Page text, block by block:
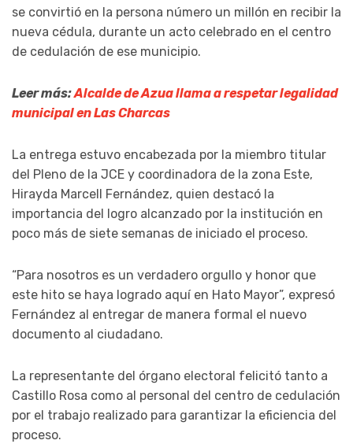
se convirtió en la persona número un millón en recibir la
nueva cédula, durante un acto celebrado en el centro
de cedulación de ese municipio.
Leer más:Alcalde de Azua llama a respetar legalidad
municipal en Las Charcas
La entrega estuvo encabezada por la miembro titular
del Pleno de la JCE y coordinadora de la zona Este,
Hirayda Marcell Fernández, quien destacó la
importancia del logro alcanzado por la institución en
poco más de siete semanas de iniciado el proceso.
“Para nosotros es un verdadero orgullo y honor que
este hito se haya logrado aquí en Hato Mayor”, expresó
Fernández al entregar de manera formal el nuevo
documento al ciudadano.
La representante del órgano electoral felicitó tanto a
Castillo Rosa como al personal del centro de cedulación
por el trabajo realizado para garantizar la eficiencia del
proceso.